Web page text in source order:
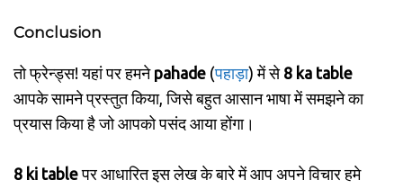
Conclusion
तो फ्रेन्ड्स! यहां पर हमने pahade (पहाड़ा) में से 8 ka table
आपके सामने प्रस्तुत किया, जिसे बहुत आसान भाषा में समझने का
प्रयास किया है जो आपको पसंद आया होंगा।
8 ki tableपर आधारित इस लेख के बारे में आप अपने विचार हमे